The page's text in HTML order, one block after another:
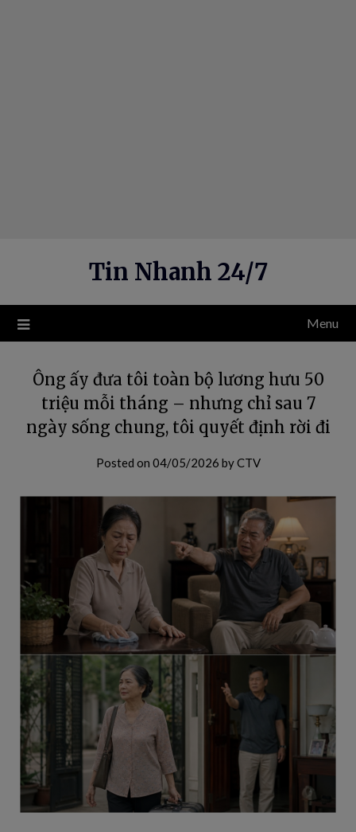
Tin Nhanh 24/7
Menu
Ông ấy đưa tôi toàn bộ lương hưu 50
triệu mỗi tháng – nhưng chỉ sau 7
ngày sống chung, tôi quyết định rời đi
Posted on 04/05/2026 byCTV